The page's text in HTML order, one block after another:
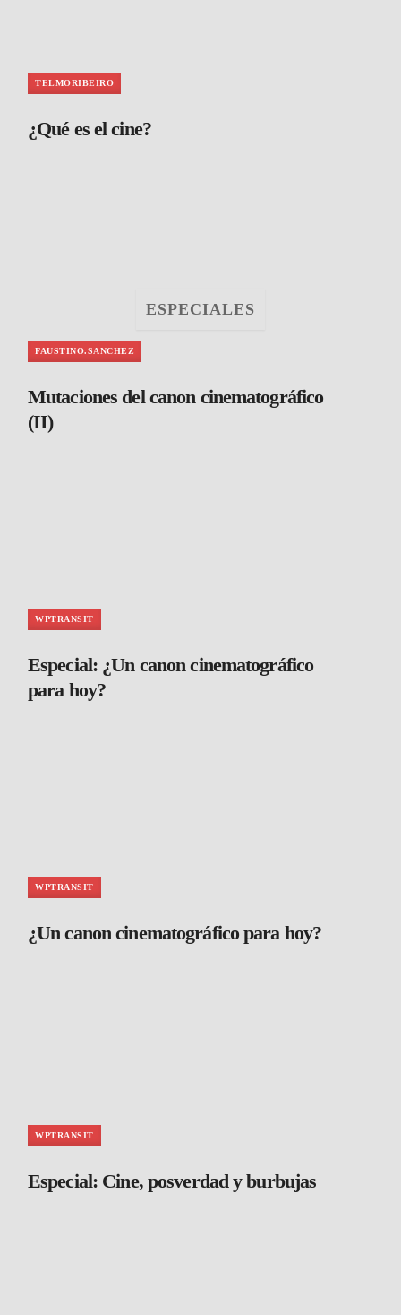
TELMORIBEIRO
¿Qué es el cine?
ESPECIALES
FAUSTINO.SANCHEZ
Mutaciones del canon cinematográfico
(II)
WPTRANSIT
Especial: ¿Un canon cinematográfico
para hoy?
WPTRANSIT
¿Un canon cinematográfico para hoy?
WPTRANSIT
Especial: Cine, posverdad y burbujas